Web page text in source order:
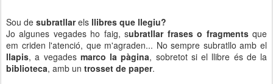
Sou de subratllarels llibres que llegiu?
Jo algunes vegades ho faig, subratllar frases o fragmentsque
em criden l'atenció, que m'agraden... No sempre subratllo amb el
llapis, a vegades marco la pàgina, sobretot si el llibre és de la
biblioteca, amb un trosset de paper.